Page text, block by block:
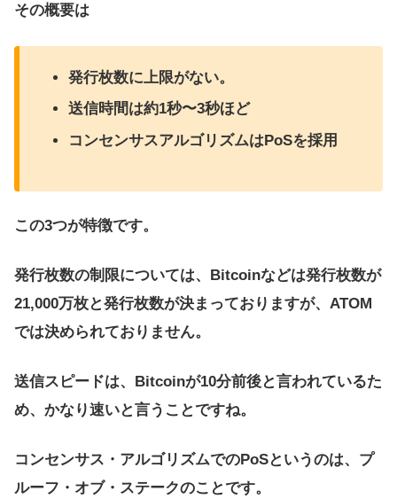
その概要は
発行枚数に上限がない。
送信時間は約1秒〜3秒ほど
コンセンサスアルゴリズムはPoSを採用
この3つが特徴です。
発行枚数の制限については、Bitcoinなどは発行枚数が
21,000万枚と発行枚数が決まっておりますが、ATOM
では決められておりません。
送信スピードは、Bitcoinが10分前後と言われているた
め、かなり速いと言うことですね。
コンセンサス・アルゴリズムでのPoSというのは、プ
ルーフ・オブ・ステークのことです。